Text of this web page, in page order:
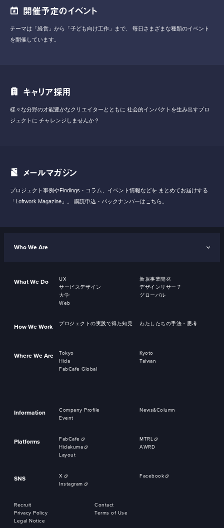
開催予定のイベント
テーマは「経営」から「子ども向け工作」まで、
毎日さまざまな種類のイベント
を開催しています。
キャリア採用
様々な分野の才能豊かなクリエイターとともに 社会的インパクトを生み出すプロ
ジェクトに チャレンジしませんか？
メールマガジン
プロジェクト事例やFindings・コラム、イベント情報などを まとめてお届けする
「Loftwork Magazine」。
購読申込・バックナンバーはこちら。
Who We Are
What We Do UX
新規事業開発
サービスデザイン
デザインリサーチ
大学
グローバル
Web
How We Work プロジェクトの実践で得た知見 わたしたちの手法・思考
Where We Are Tokyo
Kyoto
Hida
Taiwan
FabCafe Global
Information Company Profile
News&Column
Event
Platforms FabCafe
MTRL
Hidakuma
AWRD
Layout
SNS X
Facebook
Instagram
Recruit
Contact
Privacy Policy
Terms of Use
Legal Notice